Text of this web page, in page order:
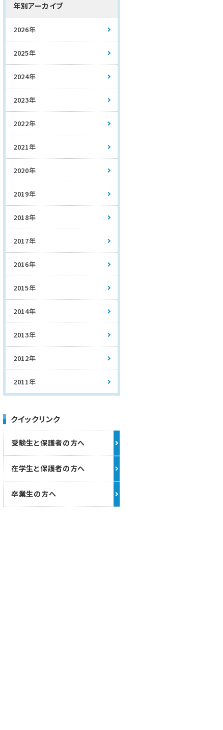
年別アーカイブ
2026年
2025年
2024年
2023年
2022年
2021年
2020年
2019年
2018年
2017年
2016年
2015年
2014年
2013年
2012年
2011年
クイックリンク
受験生と保護者の方へ
在学生と保護者の方へ
卒業生の方へ